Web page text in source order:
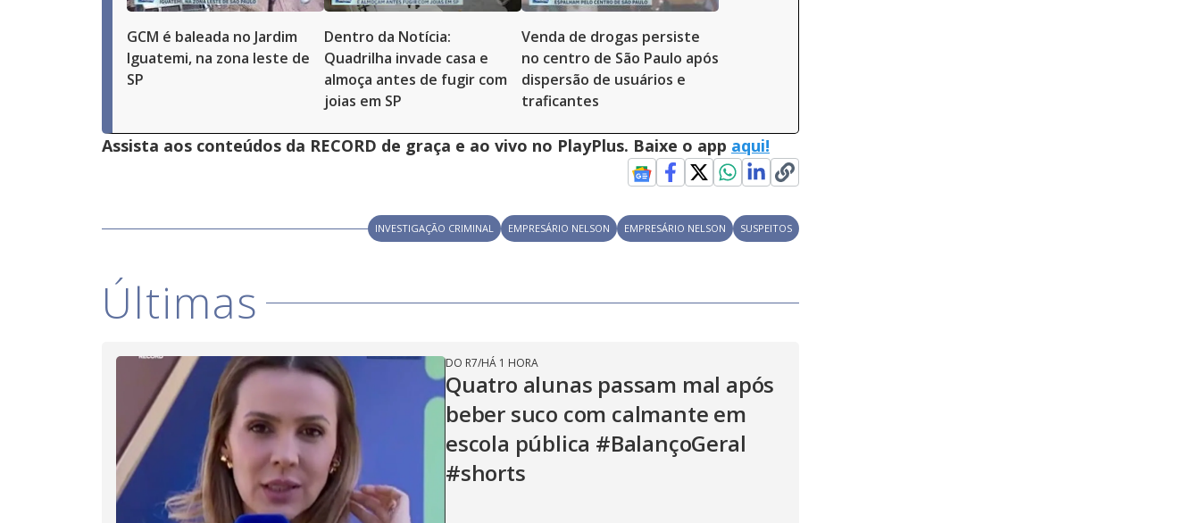
GCM é baleada no Jardim
Iguatemi, na zona leste de
SP
Dentro da Notícia:
Quadrilha invade casa e
almoça antes de fugir com
joias em SP
Venda de drogas persiste
no centro de São Paulo após
dispersão de usuários e
traficantes
Assista aos conteúdos da RECORD de graça e ao vivo no PlayPlus. Baixe o app aqui!
INVESTIGAÇÃO CRIMINAL EMPRESÁRIO NELSON EMPRESÁRIO NELSON SUSPEITOS
Últimas
DO R7/HÁ 1 HORA
Quatro alunas passam mal após
beber suco com calmante em
escola pública #BalançoGeral
#shorts